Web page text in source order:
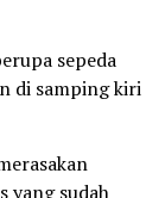
sepeda
di samping kiri
yang sudah